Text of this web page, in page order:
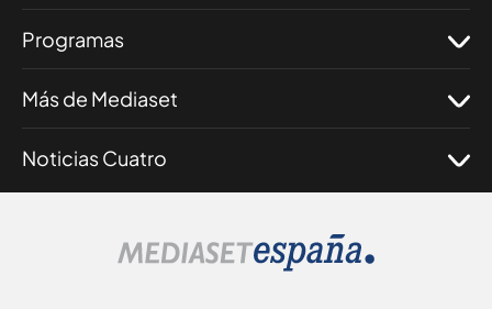
Programas
Más de Mediaset
Noticias Cuatro